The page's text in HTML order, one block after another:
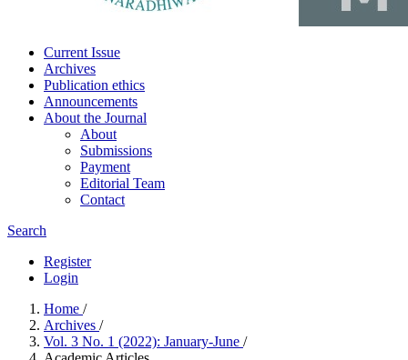
Current Issue
Archives
Publication ethics
Announcements
About the Journal
About
Submissions
Payment
Editorial Team
Contact
Search
Register
Login
Home /
Archives /
Vol. 3 No. 1 (2022): January-June /